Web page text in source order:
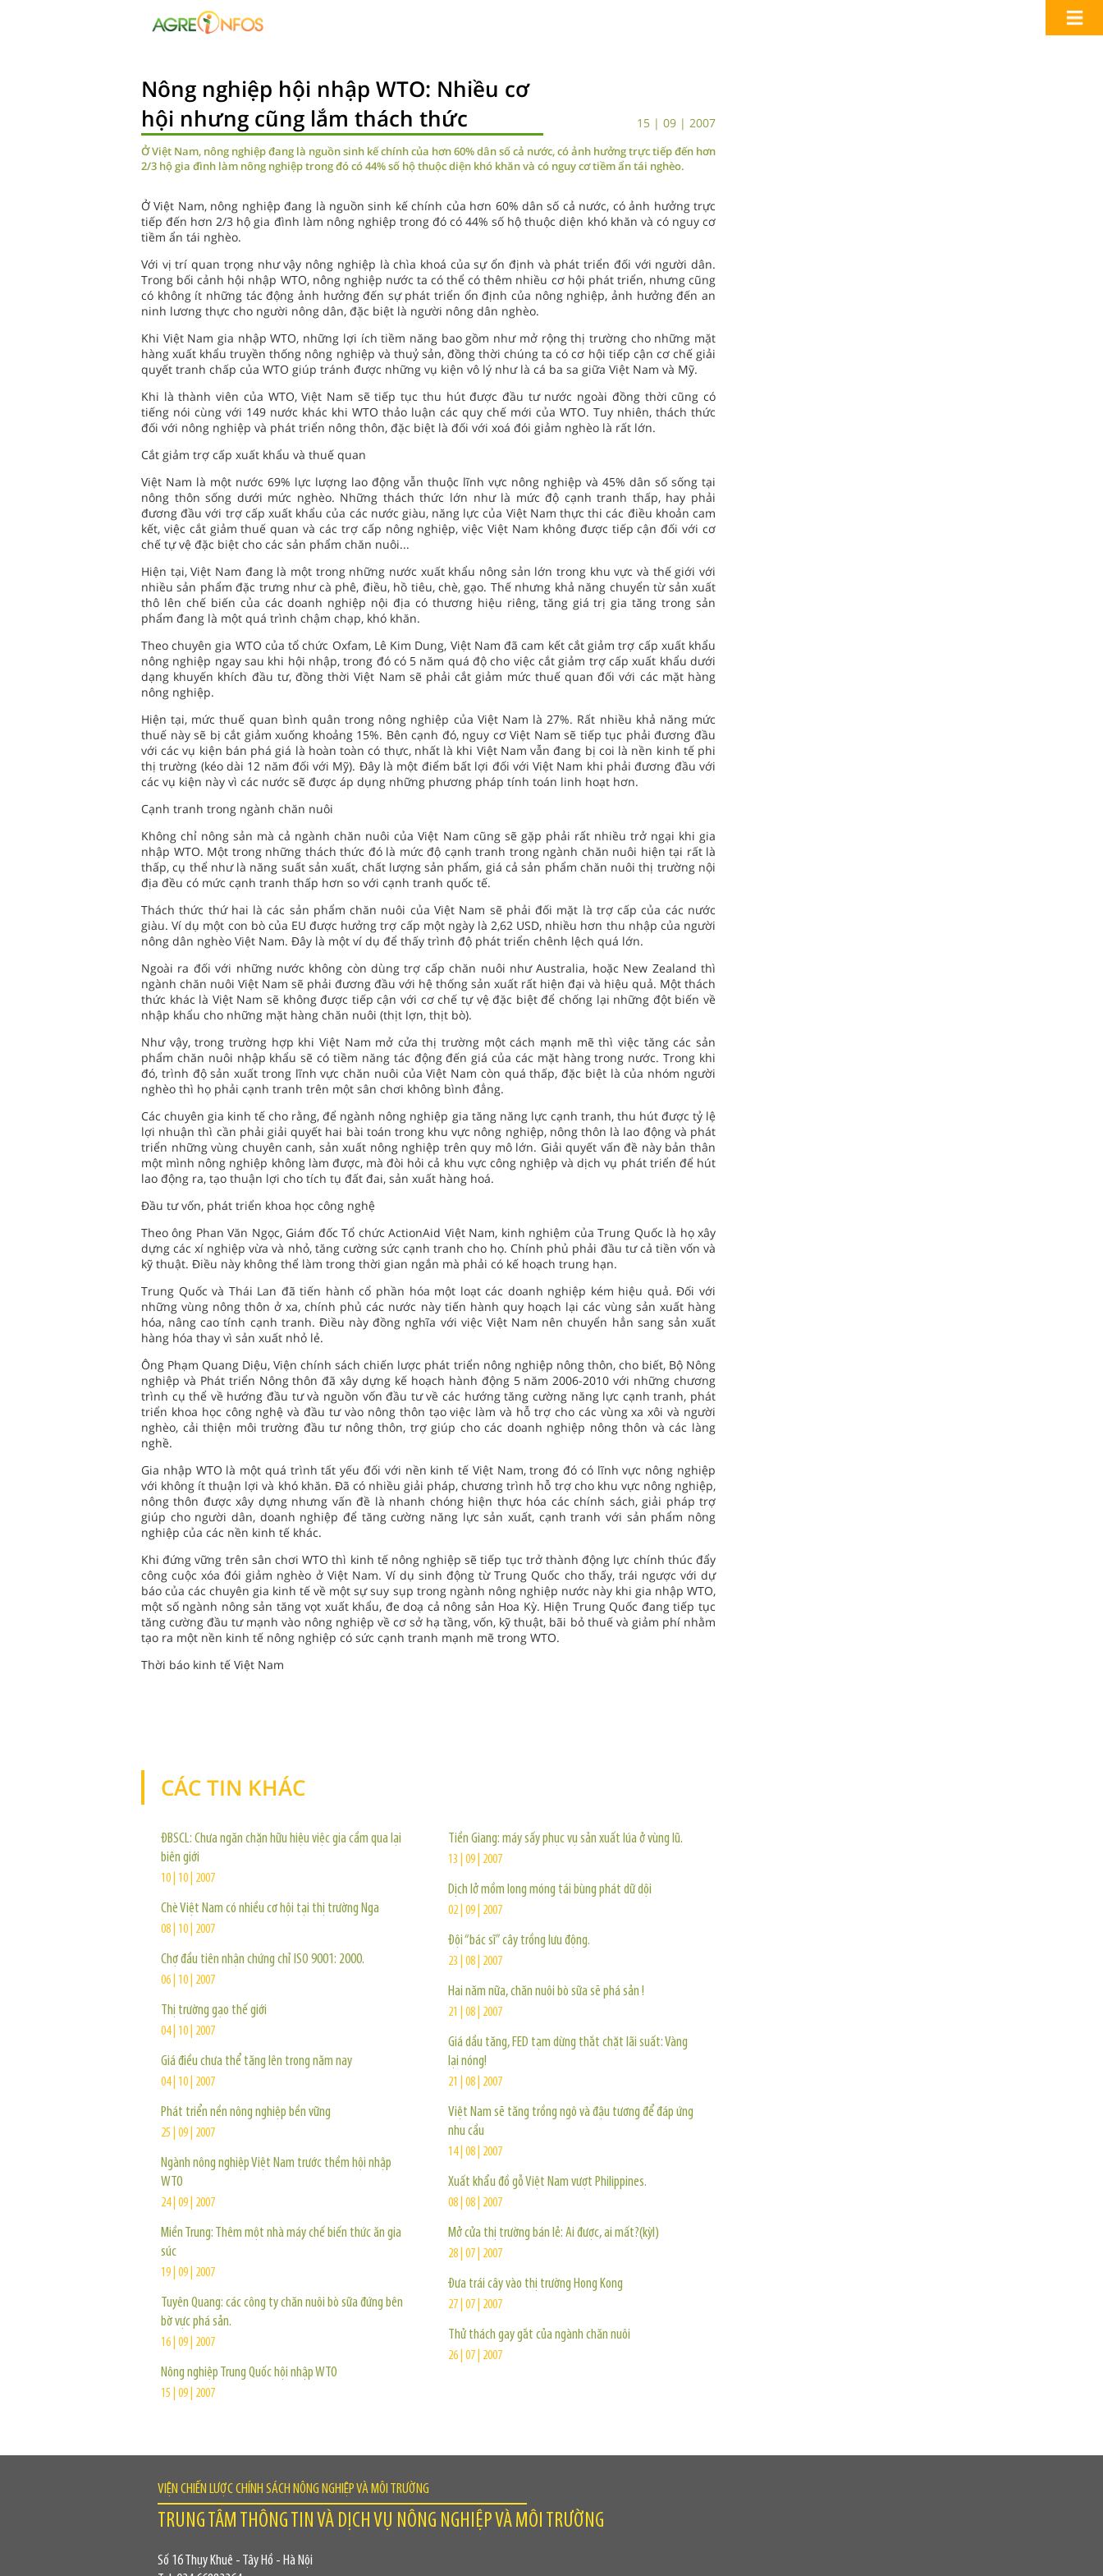
Nông nghiệp hội nhập WTO: Nhiều cơ
hội nhưng cũng lắm thách thức
15 | 09 | 2007
Ở Việt Nam, nông nghiệp đang là nguồn sinh kế chính của hơn 60% dân số cả nước, có ảnh hưởng trực tiếp đến hơn
2/3 hộ gia đình làm nông nghiệp trong đó có 44% số hộ thuộc diện khó khăn và có nguy cơ tiềm ẩn tái nghèo.
Ở Việt Nam, nông nghiệp đang là nguồn sinh kế chính của hơn 60% dân số cả nước, có ảnh hưởng trực
tiếp đến hơn 2/3 hộ gia đình làm nông nghiệp trong đó có 44% số hộ thuộc diện khó khăn và có nguy cơ
tiềm ẩn tái nghèo.
Với vị trí quan trọng như vậy nông nghiệp là chìa khoá của sự ổn định và phát triển đối với người dân.
Trong bối cảnh hội nhập WTO, nông nghiệp nước ta có thể có thêm nhiều cơ hội phát triển, nhưng cũng
có không ít những tác động ảnh hưởng đến sự phát triển ổn định của nông nghiệp, ảnh hưởng đến an
ninh lương thực cho người nông dân, đặc biệt là người nông dân nghèo.
Khi Việt Nam gia nhập WTO, những lợi ích tiềm năng bao gồm như mở rộng thị trường cho những mặt
hàng xuất khẩu truyền thống nông nghiệp và thuỷ sản, đồng thời chúng ta có cơ hội tiếp cận cơ chế giải
quyết tranh chấp của WTO giúp tránh được những vụ kiện vô lý như là cá ba sa giữa Việt Nam và Mỹ.
Khi là thành viên của WTO, Việt Nam sẽ tiếp tục thu hút được đầu tư nước ngoài đồng thời cũng có
tiếng nói cùng với 149 nước khác khi WTO thảo luận các quy chế mới của WTO. Tuy nhiên, thách thức
đối với nông nghiệp và phát triển nông thôn, đặc biệt là đối với xoá đói giảm nghèo là rất lớn.
Cắt giảm trợ cấp xuất khẩu và thuế quan
Việt Nam là một nước 69% lực lượng lao động vẫn thuộc lĩnh vực nông nghiệp và 45% dân số sống tại
nông thôn sống dưới mức nghèo. Những thách thức lớn như là mức độ cạnh tranh thấp, hay phải
đương đầu với trợ cấp xuất khẩu của các nước giàu, năng lực của Việt Nam thực thi các điều khoản cam
kết, việc cắt giảm thuế quan và các trợ cấp nông nghiệp, việc Việt Nam không được tiếp cận đối với cơ
chế tự vệ đặc biệt cho các sản phẩm chăn nuôi...
Hiện tại, Việt Nam đang là một trong những nước xuất khẩu nông sản lớn trong khu vực và thế giới với
nhiều sản phẩm đặc trưng như cà phê, điều, hồ tiêu, chè, gạo. Thế nhưng khả năng chuyển từ sản xuất
thô lên chế biến của các doanh nghiệp nội địa có thương hiệu riêng, tăng giá trị gia tăng trong sản
phẩm đang là một quá trình chậm chạp, khó khăn.
Theo chuyên gia WTO của tổ chức Oxfam, Lê Kim Dung, Việt Nam đã cam kết cắt giảm trợ cấp xuất khẩu
nông nghiệp ngay sau khi hội nhập, trong đó có 5 năm quá độ cho việc cắt giảm trợ cấp xuất khẩu dưới
dạng khuyến khích đầu tư, đồng thời Việt Nam sẽ phải cắt giảm mức thuế quan đối với các mặt hàng
nông nghiệp.
Hiện tại, mức thuế quan bình quân trong nông nghiệp của Việt Nam là 27%. Rất nhiều khả năng mức
thuế này sẽ bị cắt giảm xuống khoảng 15%. Bên cạnh đó, nguy cơ Việt Nam sẽ tiếp tục phải đương đầu
với các vụ kiện bán phá giá là hoàn toàn có thực, nhất là khi Việt Nam vẫn đang bị coi là nền kinh tế phi
thị trường (kéo dài 12 năm đối với Mỹ). Đây là một điểm bất lợi đối với Việt Nam khi phải đương đầu với
các vụ kiện này vì các nước sẽ được áp dụng những phương pháp tính toán linh hoạt hơn.
Cạnh tranh trong ngành chăn nuôi
Không chỉ nông sản mà cả ngành chăn nuôi của Việt Nam cũng sẽ gặp phải rất nhiều trở ngại khi gia
nhập WTO. Một trong những thách thức đó là mức độ cạnh tranh trong ngành chăn nuôi hiện tại rất là
thấp, cụ thể như là năng suất sản xuất, chất lượng sản phẩm, giá cả sản phẩm chăn nuôi thị trường nội
địa đều có mức cạnh tranh thấp hơn so với cạnh tranh quốc tế.
Thách thức thứ hai là các sản phẩm chăn nuôi của Việt Nam sẽ phải đối mặt là trợ cấp của các nước
giàu. Ví dụ một con bò của EU được hưởng trợ cấp một ngày là 2,62 USD, nhiều hơn thu nhập của người
nông dân nghèo Việt Nam. Đây là một ví dụ để thấy trình độ phát triển chênh lệch quá lớn.
Ngoài ra đối với những nước không còn dùng trợ cấp chăn nuôi như Australia, hoặc New Zealand thì
ngành chăn nuôi Việt Nam sẽ phải đương đầu với hệ thống sản xuất rất hiện đại và hiệu quả. Một thách
thức khác là Việt Nam sẽ không được tiếp cận với cơ chế tự vệ đặc biệt để chống lại những đột biến về
nhập khẩu cho những mặt hàng chăn nuôi (thịt lợn, thịt bò).
Như vậy, trong trường hợp khi Việt Nam mở cửa thị trường một cách mạnh mẽ thì việc tăng các sản
phẩm chăn nuôi nhập khẩu sẽ có tiềm năng tác động đến giá của các mặt hàng trong nước. Trong khi
đó, trình độ sản xuất trong lĩnh vực chăn nuôi của Việt Nam còn quá thấp, đặc biệt là của nhóm người
nghèo thì họ phải cạnh tranh trên một sân chơi không bình đẳng.
Các chuyên gia kinh tế cho rằng, để ngành nông nghiệp gia tăng năng lực cạnh tranh, thu hút được tỷ lệ
lợi nhuận thì cần phải giải quyết hai bài toán trong khu vực nông nghiệp, nông thôn là lao động và phát
triển những vùng chuyên canh, sản xuất nông nghiệp trên quy mô lớn. Giải quyết vấn đề này bản thân
một mình nông nghiệp không làm được, mà đòi hỏi cả khu vực công nghiệp và dịch vụ phát triển để hút
lao động ra, tạo thuận lợi cho tích tụ đất đai, sản xuất hàng hoá.
Đầu tư vốn, phát triển khoa học công nghệ
Theo ông Phan Văn Ngọc, Giám đốc Tổ chức ActionAid Việt Nam, kinh nghiệm của Trung Quốc là họ xây
dựng các xí nghiệp vừa và nhỏ, tăng cường sức cạnh tranh cho họ. Chính phủ phải đầu tư cả tiền vốn và
kỹ thuật. Điều này không thể làm trong thời gian ngắn mà phải có kế hoạch trung hạn.
Trung Quốc và Thái Lan đã tiến hành cổ phần hóa một loạt các doanh nghiệp kém hiệu quả. Đối với
những vùng nông thôn ở xa, chính phủ các nước này tiến hành quy hoạch lại các vùng sản xuất hàng
hóa, nâng cao tính cạnh tranh. Điều này đồng nghĩa với việc Việt Nam nên chuyển hẳn sang sản xuất
hàng hóa thay vì sản xuất nhỏ lẻ.
Ông Phạm Quang Diệu, Viện chính sách chiến lược phát triển nông nghiệp nông thôn, cho biết, Bộ Nông
nghiệp và Phát triển Nông thôn đã xây dựng kế hoạch hành động 5 năm 2006-2010 với những chương
trình cụ thể về hướng đầu tư và nguồn vốn đầu tư về các hướng tăng cường năng lực cạnh tranh, phát
triển khoa học công nghệ và đầu tư vào nông thôn tạo việc làm và hỗ trợ cho các vùng xa xôi và người
nghèo, cải thiện môi trường đầu tư nông thôn, trợ giúp cho các doanh nghiệp nông thôn và các làng
nghề.
Gia nhập WTO là một quá trình tất yếu đối với nền kinh tế Việt Nam, trong đó có lĩnh vực nông nghiệp
với không ít thuận lợi và khó khăn. Đã có nhiều giải pháp, chương trình hỗ trợ cho khu vực nông nghiệp,
nông thôn được xây dựng nhưng vấn đề là nhanh chóng hiện thực hóa các chính sách, giải pháp trợ
giúp cho người dân, doanh nghiệp để tăng cường năng lực sản xuất, cạnh tranh với sản phẩm nông
nghiệp của các nền kinh tế khác.
Khi đứng vững trên sân chơi WTO thì kinh tế nông nghiệp sẽ tiếp tục trở thành động lực chính thúc đẩy
công cuộc xóa đói giảm nghèo ở Việt Nam. Ví dụ sinh động từ Trung Quốc cho thấy, trái ngược với dự
báo của các chuyên gia kinh tế về một sự suy sụp trong ngành nông nghiệp nước này khi gia nhập WTO,
một số ngành nông sản tăng vọt xuất khẩu, đe doạ cả nông sản Hoa Kỳ. Hiện Trung Quốc đang tiếp tục
tăng cường đầu tư mạnh vào nông nghiệp về cơ sở hạ tầng, vốn, kỹ thuật, bãi bỏ thuế và giảm phí nhằm
tạo ra một nền kinh tế nông nghiệp có sức cạnh tranh mạnh mẽ trong WTO.
Thời báo kinh tế Việt Nam
CÁC TIN KHÁC
ĐBSCL: Chưa ngăn chặn hữu hiệu việc gia cầm qua lại
biên giới
10 | 10 | 2007
Chè Việt Nam có nhiều cơ hội tại thị trường Nga
08 | 10 | 2007
Chợ đầu tiên nhận chứng chỉ ISO 9001: 2000.
06 | 10 | 2007
Thị trường gạo thế giới
04 | 10 | 2007
Giá điều chưa thể tăng lên trong năm nay
04 | 10 | 2007
Phát triển nền nông nghiệp bền vững
25 | 09 | 2007
Ngành nông nghiệp Việt Nam trước thềm hội nhập
WTO
24 | 09 | 2007
Miền Trung: Thêm một nhà máy chế biến thức ăn gia
súc
19 | 09 | 2007
Tuyên Quang: các công ty chăn nuôi bò sữa đứng bên
bờ vực phá sản.
16 | 09 | 2007
Nông nghiệp Trung Quốc hội nhập WTO
15 | 09 | 2007
Tiền Giang: máy sấy phục vụ sản xuất lúa ở vùng lũ.
13 | 09 | 2007
Dịch lở mồm long móng tái bùng phát dữ dội
02 | 09 | 2007
Đội “bác sĩ” cây trồng lưu động.
23 | 08 | 2007
Hai năm nữa, chăn nuôi bò sữa sẽ phá sản !
21 | 08 | 2007
Giá dầu tăng, FED tạm dừng thắt chặt lãi suất: Vàng
lại nóng!
21 | 08 | 2007
Việt Nam sẽ tăng trồng ngô và đậu tương để đáp ứng
nhu cầu
14 | 08 | 2007
Xuất khẩu đồ gỗ Việt Nam vượt Philippines.
08 | 08 | 2007
Mở cửa thị trường bán lẻ: Ai được, ai mất?(kỳI)
28 | 07 | 2007
Đưa trái cây vào thị trường Hong Kong
27 | 07 | 2007
Thử thách gay gắt của ngành chăn nuôi
26 | 07 | 2007
VIỆN CHIẾN LƯỢC CHÍNH SÁCH NÔNG NGHIỆP VÀ MÔI TRƯỜNG
TRUNG TÂM THÔNG TIN VÀ DỊCH VỤ NÔNG NGHIỆP VÀ MÔI TRƯỜNG
Số 16 Thụy Khuê - Tây Hồ - Hà Nội